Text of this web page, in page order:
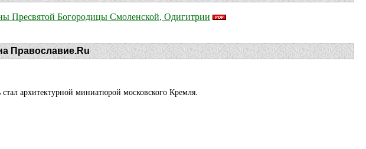
Пресвятой Богородицы Смоленской, Одигитрии
Православие.Ru
архитектурной миниатюрой московского Кремля.